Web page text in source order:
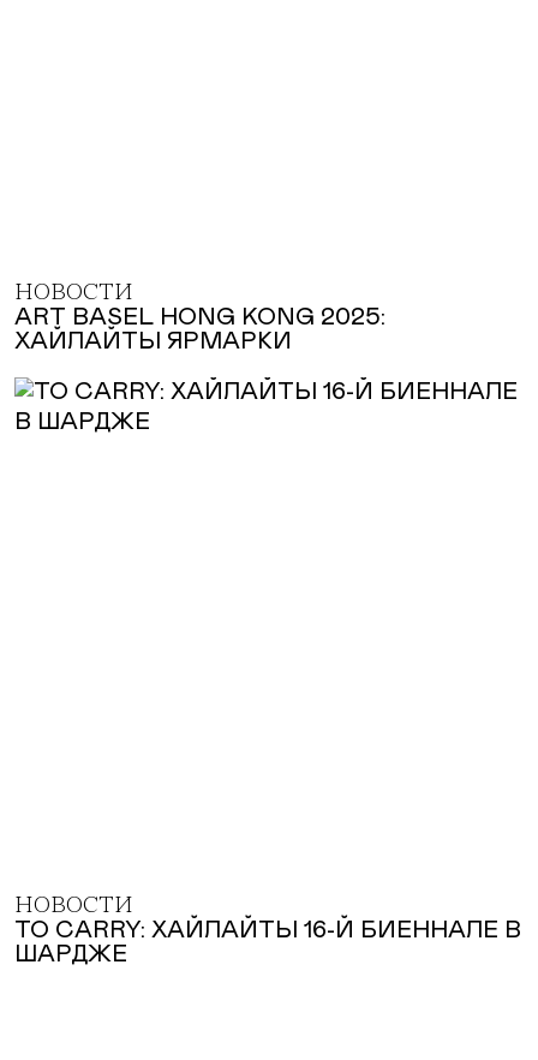
НОВОСТИ
ART BASEL HONG KONG 2025:
ХАЙЛАЙТЫ ЯРМАРКИ
НОВОСТИ
TO CARRY: ХАЙЛАЙТЫ 16-Й БИЕННАЛЕ В
ШАРДЖЕ